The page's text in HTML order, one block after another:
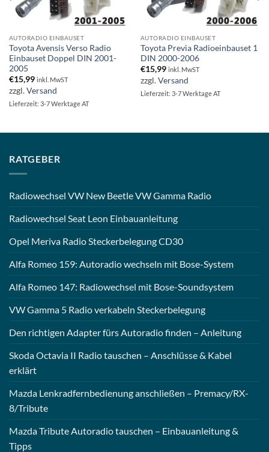
AUTORADIO EINBAUSET
Toyota Avensis Verso Radio
Einbauset Doppel DIN 2001-
2005
€15,99 inkl. MwST
zzgl.Versand
Lieferzeit: 3-7 Werktage AT
AUTORADIO EINBAUSET
Toyota Previa Radioeinbauset 1
DIN 2000-2006
€15,99 inkl. MwST
zzgl.Versand
Lieferzeit: 3-7 Werktage AT
RATGEBER
Radiowechsel VW New Beetle VW Gamma Radio
Radiowechsel Seat Leon Einbauanleitung
Opel Meriva Radio Steckerbelegung CD30
Alfa Romeo 159: Autoradio wechseln mit Bose-System
Alfa Romeo 147: Radiowechsel mit Bose-Soundsystem
VW Gamma 5 Radio verkabeln Steckerbelegung
Den richtigen Adapter fürs Autoradio finden – Anleitung
Skoda Octavia II Radio tauschen – Anschlüsse & Kabel
erklärt
Mazda Lenkradfernbedienung anschließen – Premacy/RX-
8/Tribute
Mazda Tribute Autoradio tauschen – Einbauanleitung &
Tipps